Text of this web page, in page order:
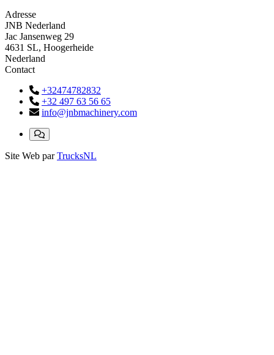
Adresse
JNB Nederland
Jac Jansenweg 29
4631 SL, Hoogerheide
Nederland
Contact
+32474782832
+32 497 63 56 65
info@jnbmachinery.com
Site Web par TrucksNL